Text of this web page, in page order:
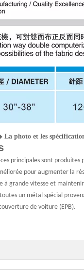
La photo et les
principales sont
pour augmenter la
à grande vitesse et
un métal spécial
de voiture (EPB).